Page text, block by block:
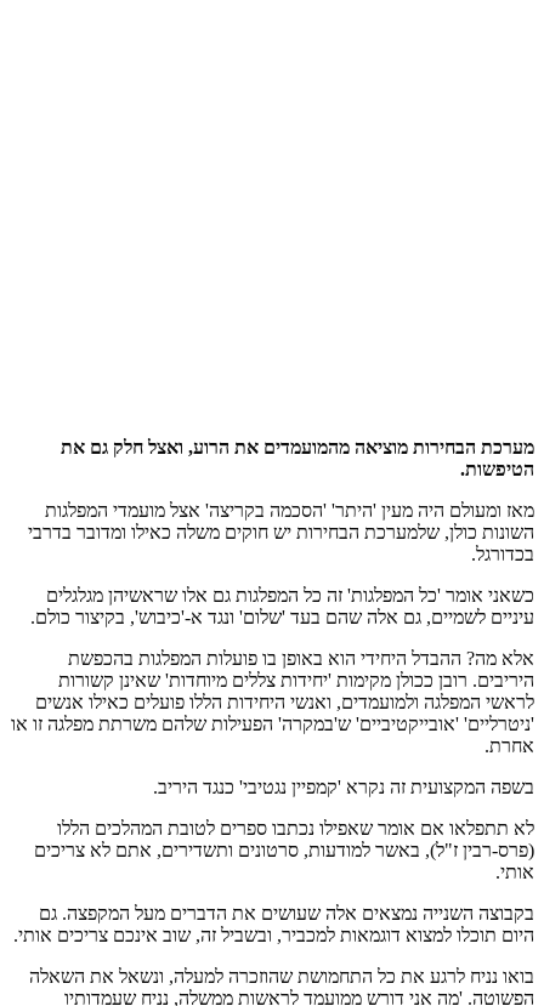
מערכת הבחירות מוציאה מהמועמדים את הרוע, ואצל חלק גם את
הטיפשות.
מאז ומעולם היה מעין 'היתר' 'הסכמה בקריצה' אצל מועמדי המפלגות
השונות כולן, שלמערכת הבחירות יש חוקים משלה כאילו ומדובר בדרבי
בכדורגל.
כשאני אומר 'כל המפלגות' זה כל המפלגות גם אלו שראשיהן מגלגלים
עיניים לשמיים, גם אלה שהם בעד 'שלום' ונגד א-'כיבוש', בקיצור כולם.
אלא מה? ההבדל היחידי הוא באופן בו פועלות המפלגות בהכפשת
היריבים. רובן ככולן מקימות 'יחידות צללים מיוחדות' שאינן קשורות
לראשי המפלגה ולמועמדים, ואנשי היחידות הללו פועלים כאילו אנשים
'ניטרליים' 'אובייקטיביים' ש'במקרה' הפעילות שלהם משרתת מפלגה זו או
אחרת.
בשפה המקצועית זה נקרא 'קמפיין נגטיבי' כנגד היריב.
לא תתפלאו אם אומר שאפילו נכתבו ספרים לטובת המהלכים הללו
(פרס-רבין ז"ל), באשר למודעות, סרטונים ותשדירים, אתם לא צריכים
אותי.
בקבוצה השנייה נמצאים אלה שעושים את הדברים מעל המקפצה. גם
היום תוכלו למצוא דוגמאות למכביר, ובשביל זה, שוב אינכם צריכים אותי.
בואו נניח לרגע את כל התחמושת שהוזכרה למעלה, ונשאל את השאלה
הפשוטה. 'מה אני דורש ממועמד לראשות ממשלה, נניח שעמדותיו